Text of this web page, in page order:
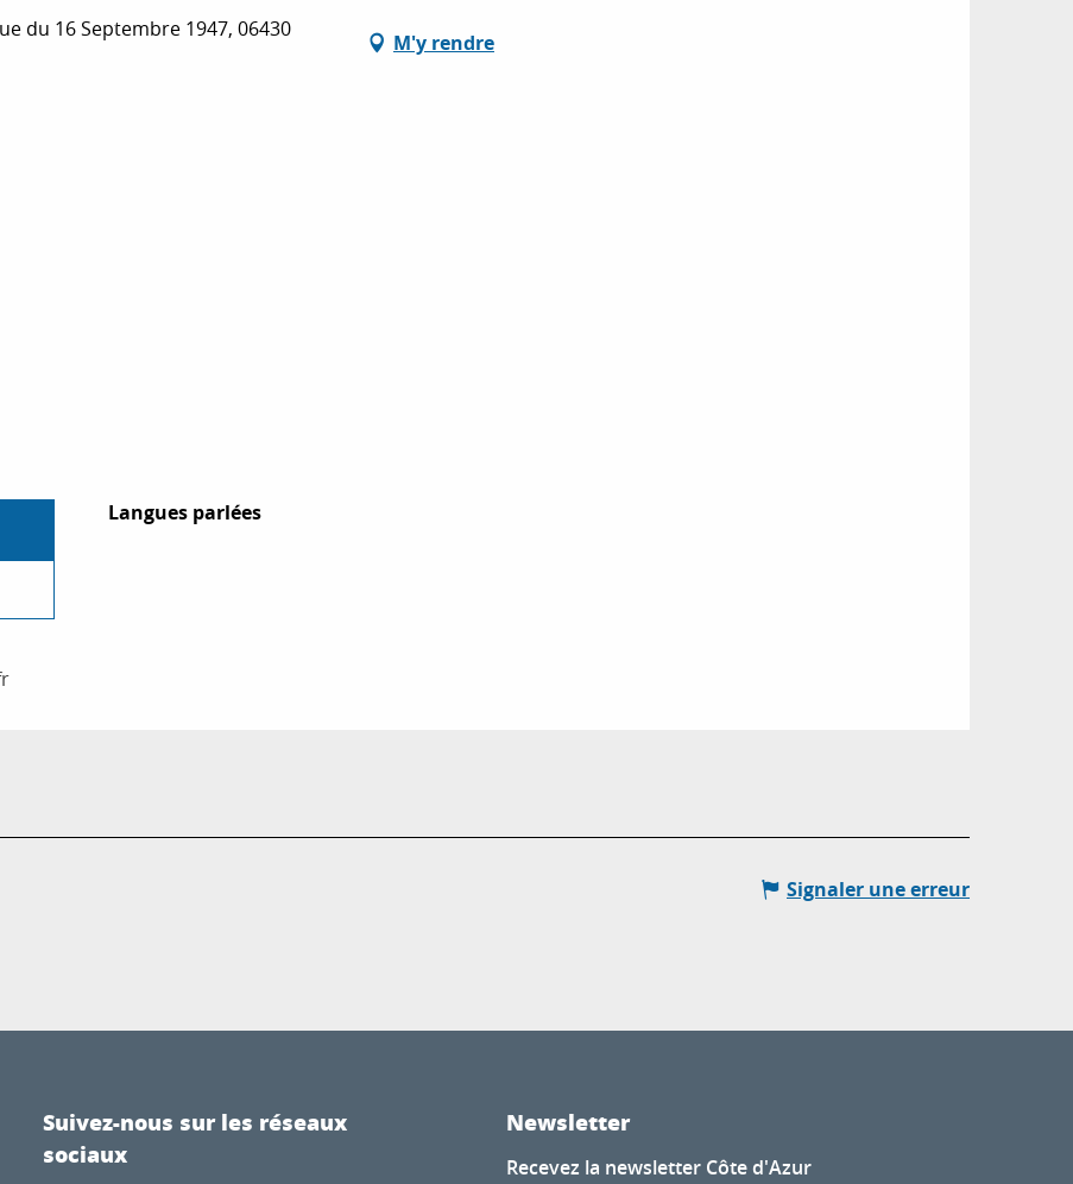
du 16 Septembre 1947, 06430
M'y rendre
Langues parlées
Langues parlées
Signaler une erreur
Suivez-nous sur les réseaux
sociaux
Newsletter
Recevez la newsletter Côte d'Azur